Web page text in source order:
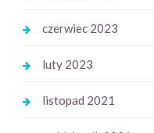
czerwiec 2023
luty 2023
listopad 2021